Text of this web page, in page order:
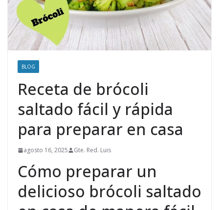
BLOG
Receta de brócoli
saltado fácil y rápida
para preparar en casa
agosto 16, 2025 Gte. Red. Luis
Cómo preparar un
delicioso brócoli saltado